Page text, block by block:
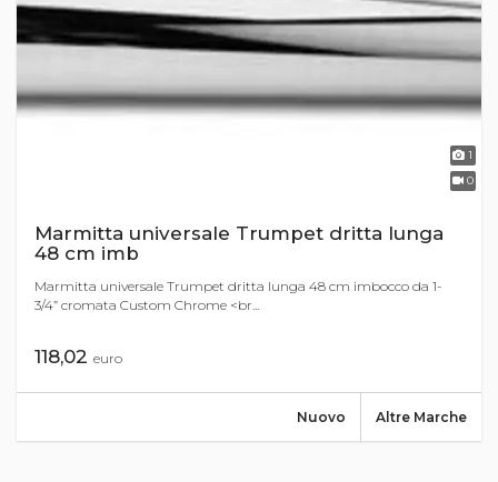
1
0
Marmitta universale Trumpet dritta lunga
48 cm imb
Marmitta universale Trumpet dritta lunga 48 cm imbocco da 1-
3/4” cromata Custom Chrome <br...
118,02 euro
Altre Marche
Nuovo